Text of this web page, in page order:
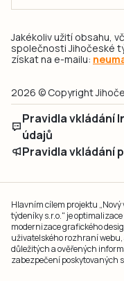
Jakékoliv užití obsahu,
společnosti Jihočeské
získat na e-mailu:
2026 © Copyright
Pravidla vkládání
údajů
Pravidla vkládání
Hlavním cílem projektu
týdeníky s.r.o." je
modernizace grafického
uživatelského rozhraní
důležitých a ověřených
zabezpečení poskytovaných